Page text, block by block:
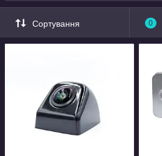
Сортування 0